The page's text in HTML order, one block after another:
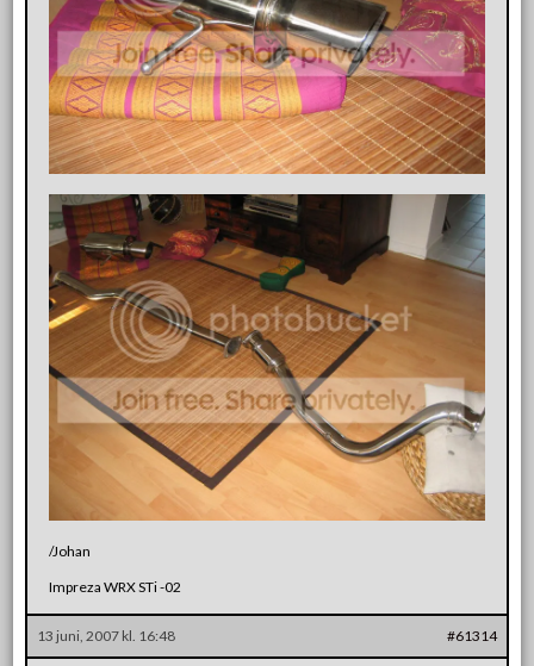
/Johan
Impreza WRX STi -02
13 juni, 2007 kl. 16:48 #61314